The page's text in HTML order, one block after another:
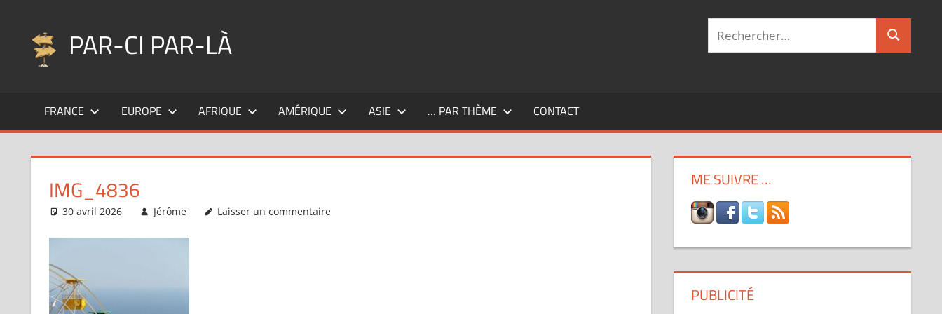
contenu
PAR-CI PAR-LÀ
fil
pérégrinations
Recherche
FRANCE EUROPE AFRIQUE AMÉRIQUE ASIE … PAR THÈME CONTACT
IMG_4836
30 avril 2026 Jérôme Laisser un commentaire
ME SUIVRE …
PUBLICITÉ